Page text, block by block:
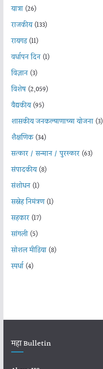
यात्रा(26)
राजकीय(133)
रायगड(11)
वर्धापन दिन(1)
विज्ञान(3)
विशेष(2,059)
वैद्यकीय(95)
शासकीय जनकल्याणाच्या योजना(3)
शैक्षणिक(34)
सत्कार / सन्मान / पुरस्कार(63)
संपादकीय(8)
संशोधन(1)
सस्नेह निमंत्रण(1)
सहकार(17)
सांगली(5)
सोशल मीडिया(8)
स्पर्धा(4)
महा Bulletin